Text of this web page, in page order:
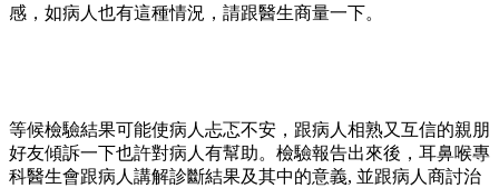
感，如病人也有這種情況，請跟醫生商量一下。
等候檢驗結果可能使病人忐忑不安，跟病人相熟又互信的親朋
好友傾訴一下也許對病人有幫助。檢驗報告出來後，耳鼻喉專
科醫生會跟病人講解診斷結果及其中的意義, 並跟病人商討治